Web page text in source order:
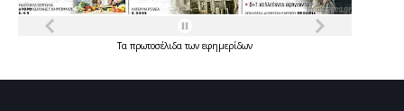
Τα πρωτοσέλιδατων εφημερίδων